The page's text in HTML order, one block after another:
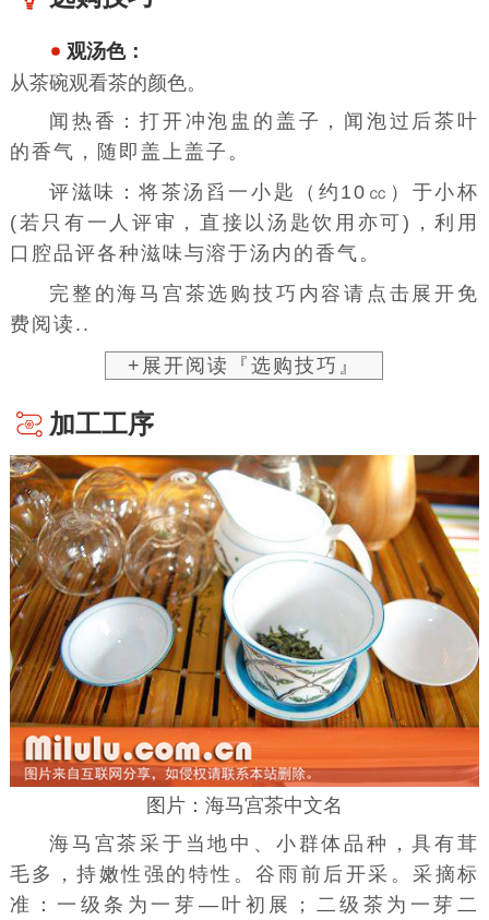
观汤色：
从茶碗观看茶的颜色。
闻热香：打开冲泡盅的盖子，闻泡过后茶叶
的香气，随即盖上盖子。
评滋味：将茶汤 舀一小匙（约10㏄）于小杯
(若只有一人评审，直接以 汤匙饮用亦可)，利用
口腔品评各种滋味与溶于汤内的香气。
完整的海马宫茶选购技巧内容请点击展开免
费阅读..
+展开阅读『选购技巧』
加工工序
图片：海马宫茶中文名
海马宫茶采于当地中、小群体品种，具有茸
毛多，持嫩性强的特性。谷雨前后开采。采摘标
准：一级条为一芽—叶初展；二级茶为一芽二